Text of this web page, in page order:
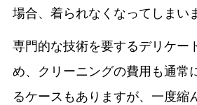
場合、着られなくなってしまい
専門的な技術を要するデリケー
め、クリーニングの費用も通常
るケースもありますが、一度縮